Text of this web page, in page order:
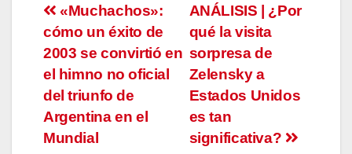
Navegación
de
entradas
ANÁLISIS | ¿Por
qué la visita
sorpresa de
Zelensky a
Estados Unidos
es tan
significativa?
«Muchachos»:
cómo un éxito de
2003 se convirtió en
el himno no oficial
del triunfo de
Argentina en el
Mundial